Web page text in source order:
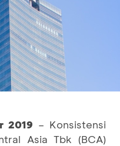
2019 – Konsistensi
Asia Tbk (BCA)